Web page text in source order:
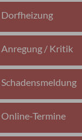
Dorfheizung
Anregung / Kritik
Schadensmeldung
Online-Termine